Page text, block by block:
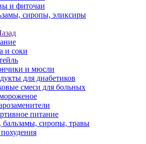
и фиточаи
сиропы, эликсиры
и соки
и мюсли
для диабетиков
смеси для больных
питание
бальзамы, сиропы, травы